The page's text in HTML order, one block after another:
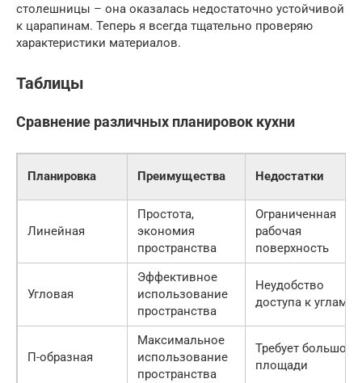
столешницы – она оказалась недостаточно устойчивой
к царапинам. Теперь я всегда тщательно проверяю
характеристики материалов.
Таблицы
Сравнение различных планировок кухни
Планировка Преимущества Недостатки
Линейная
Простота,
экономия
пространства
Ограниченная
рабочая
поверхность
Угловая
Эффективное
использование
пространства
Неудобство
доступа к углам
П-образная
Максимальное
использование
пространства
Требует большой
площади